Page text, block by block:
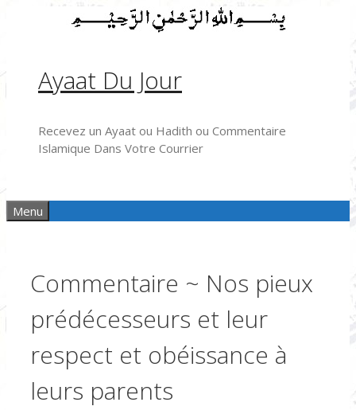
Ayaat Du Jour
Recevez un Ayaat ou Hadith ou Commentaire
Islamique Dans Votre Courrier
Menu
Commentaire ~ Nos pieux
prédécesseurs et leur
respect et obéissance à
leurs parents